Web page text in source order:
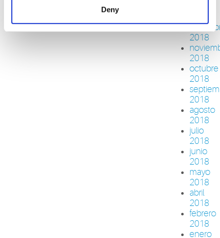
Deny
2018
2018
octubre
2018
2018
agosto
2018
julio
2018
junio
2018
mayo
2018
abril
2018
febrero
2018
enero